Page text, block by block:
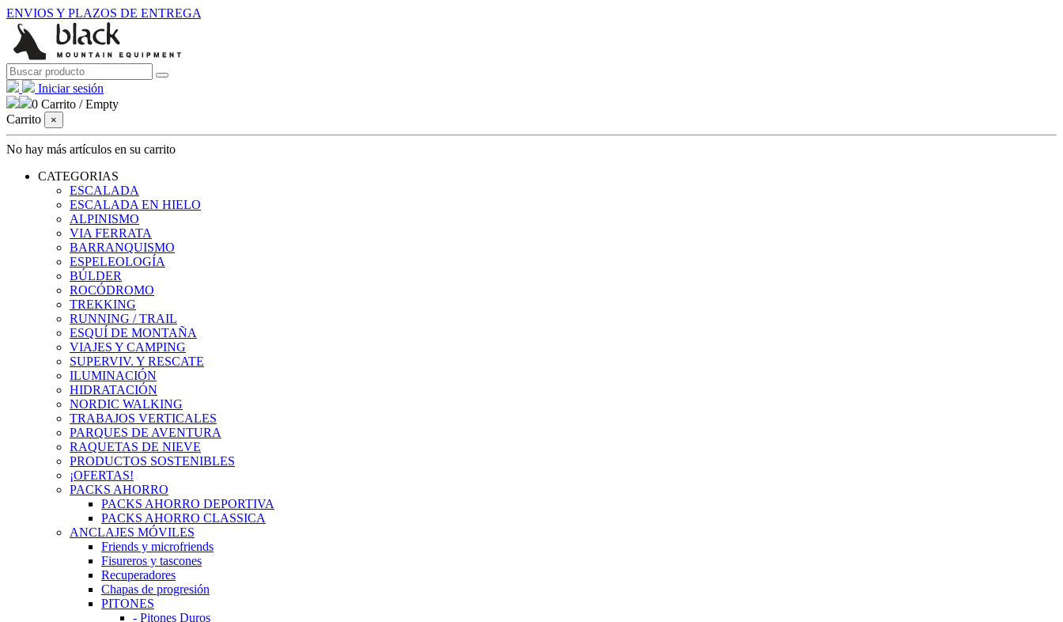
ENVIOS Y PLAZOS DE ENTREGA
Iniciar sesión
0 Carrito /Empty
Carrito
×
No hay más artículos en su carrito
CATEGORIAS
ESCALADA
ESCALADA EN HIELO
ALPINISMO
VIA FERRATA
BARRANQUISMO
ESPELEOLOGÍA
BÚLDER
ROCÓDROMO
TREKKING
RUNNING / TRAIL
ESQUÍ DE MONTAÑA
VIAJES Y CAMPING
SUPERVIV. Y RESCATE
ILUMINACIÓN
HIDRATACIÓN
NORDIC WALKING
TRABAJOS VERTICALES
PARQUES DE AVENTURA
RAQUETAS DE NIEVE
PRODUCTOS SOSTENIBLES
¡OFERTAS!
PACKS AHORRO
PACKS AHORRO DEPORTIVA
PACKS AHORRO CLASSICA
ANCLAJES MÓVILES
Friends y microfriends
Fisureros y tascones
Recuperadores
Chapas de progresión
PITONES
- Pitones Duros